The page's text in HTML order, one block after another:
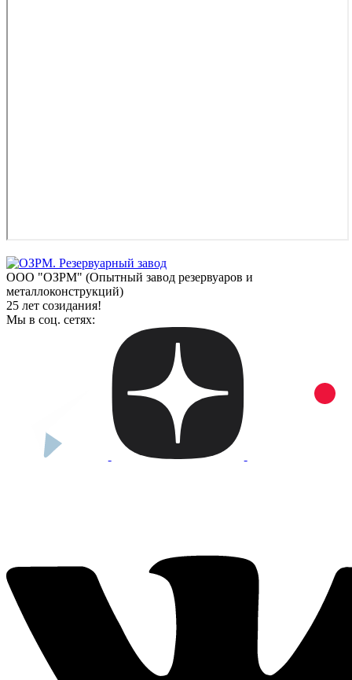
ООО "ОЗРМ" (Опытный завод резервуаров и
металлоконструкций)
25 лет созидания!
Мы в соц. сетях: